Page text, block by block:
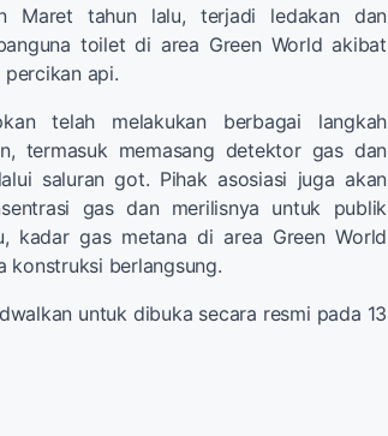
Maret tahun lalu, terjadi ledakan dan
toilet di area Green World akibat
api.
telah melakukan berbagai langkah
termasuk memasang detektor gas dan
saluran got. Pihak asosiasi juga akan
gas dan merilisnya untuk publik
kadar gas metana di area Green World
konstruksi berlangsung.
untuk dibuka secara resmi pada 13